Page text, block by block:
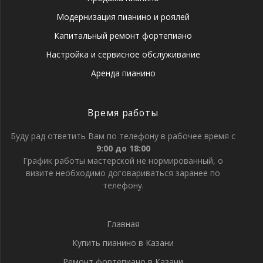
Модернизация пианино и роялей
Капитальный ремонт фортепиано
Настройка и сервисное обслуживание
Аренда пианино
Время работы
Буду рад ответить Вам по телефону в рабочее время с
9:00 до 18:00
График работы мастерской не нормированный, о
визите необходимо договариваться заранее по
телефону.
Главная
Купить пианино в Казани